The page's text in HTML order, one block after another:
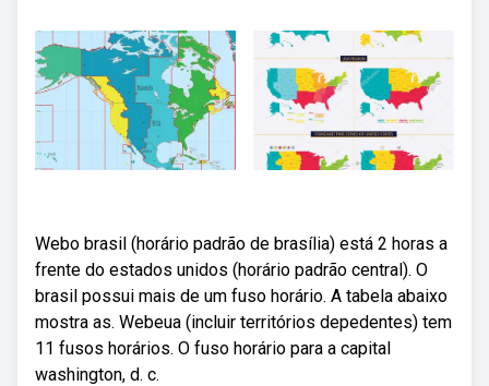
Webo brasil (horário padrão de brasília) está 2 horas a
frente do estados unidos (horário padrão central). O
brasil possui mais de um fuso horário. A tabela abaixo
mostra as. Webeua (incluir territórios depedentes) tem
11 fusos horários. O fuso horário para a capital
washington, d. c.